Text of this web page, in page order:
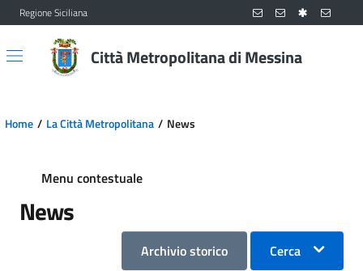
Vai al contenuto principale
Vai al menu principale
Regione Siciliana
Città Metropolitana di Messina
Home La Città Metropolitana News
Menu contestuale
News
Archivio storico Cerca